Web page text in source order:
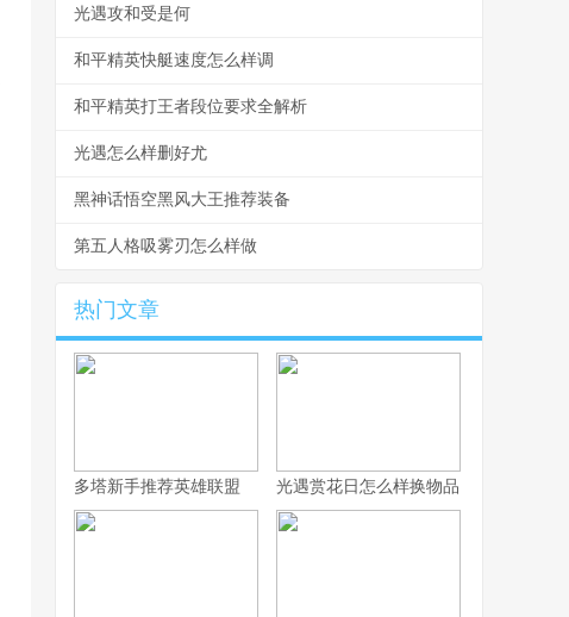
光遇攻和受是何
和平精英快艇速度怎么样调
和平精英打王者段位要求全解析
光遇怎么样删好尤
黑神话悟空黑风大王推荐装备
第五人格吸雾刃怎么样做
热门文章
多塔新手推荐英雄联盟 光遇赏花日怎么样换物品